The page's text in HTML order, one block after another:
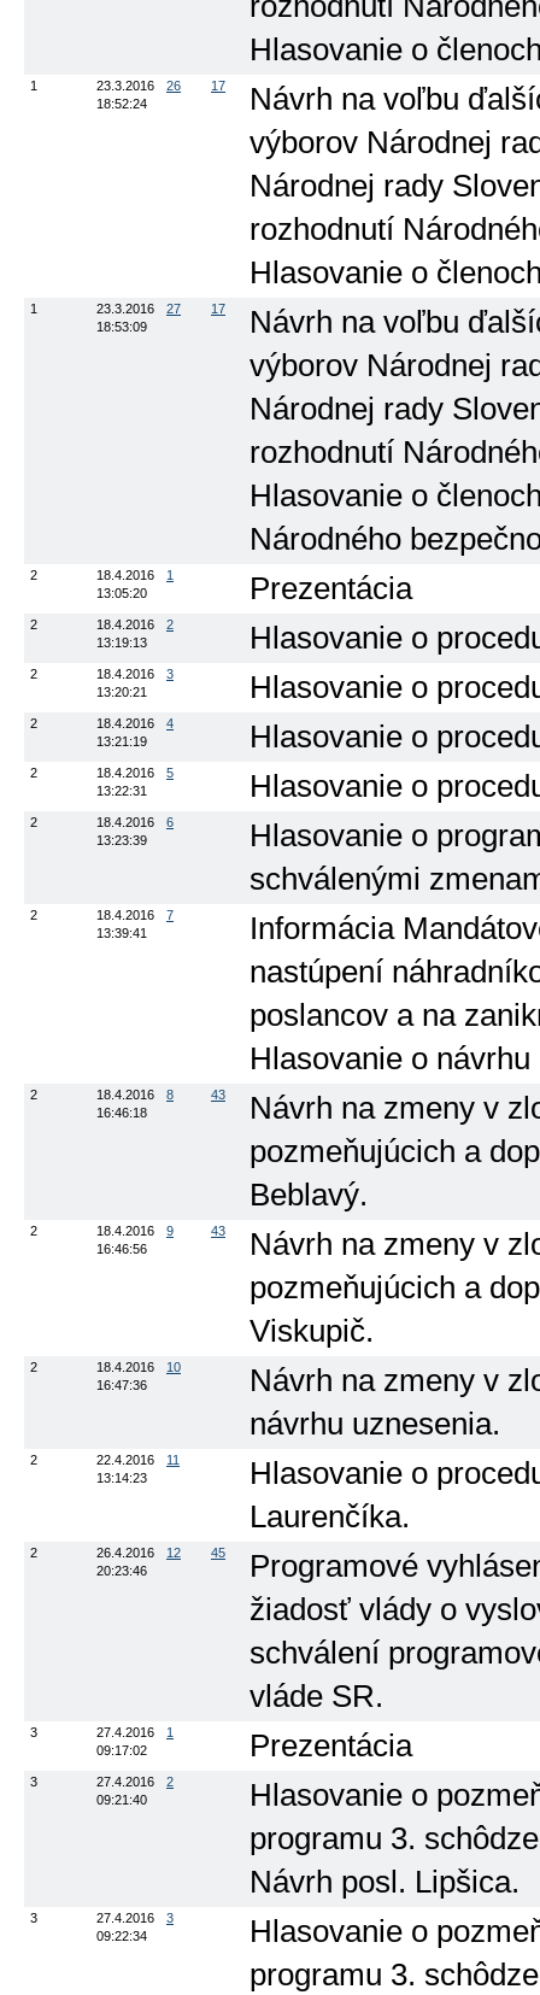
Hlasovanie o
1
23.3.2016
18:52:24
26 17
Návrh na voľbu
výborov Národnej
Národnej rady
rozhodnutí
Hlasovanie o
1
23.3.2016
18:53:09
27 17
Návrh na voľbu
výborov Národnej
Národnej rady
rozhodnutí
Hlasovanie o
Národného
2
18.4.2016
13:05:20
1 Prezentácia
2
18.4.2016
13:19:13
2 Hlasovanie o
2
18.4.2016
13:20:21
3 Hlasovanie o
2
18.4.2016
13:21:19
4 Hlasovanie o
2
18.4.2016
13:22:31
5 Hlasovanie o
2
18.4.2016
13:23:39
6
Hlasovanie o
schválenými
2
18.4.2016
13:39:41
7
Informácia
nastúpení
poslancov a na
Hlasovanie o
2
18.4.2016
16:46:18
8 43
Návrh na zmeny v
pozmeňujúcich a
Beblavý.
2
18.4.2016
16:46:56
9 43
Návrh na zmeny v
pozmeňujúcich a
Viskupič.
2
18.4.2016
16:47:36
10
Návrh na zmeny v
návrhu uznesenia.
2
22.4.2016
13:14:23
11
Hlasovanie o
Laurenčíka.
2
26.4.2016
20:23:46
12 45
Programové
žiadosť vlády o
schválení
vláde SR.
3
27.4.2016
09:17:02
1 Prezentácia
3
27.4.2016
09:21:40
2
Hlasovanie o
programu 3.
Návrh posl. Lipšica.
3
27.4.2016
09:22:34
3
Hlasovanie o
programu 3.